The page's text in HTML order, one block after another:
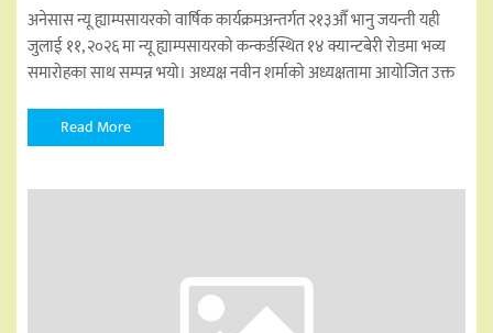
अनेसास न्यू ह्याम्पसायरको वार्षिक कार्यक्रमअन्तर्गत २१३औँ भानु जयन्ती यही
जुलाई ११, २०२६ मा न्यू ह्याम्पसायरको कन्कर्डस्थित १४ क्यान्टबेरी रोडमा भव्य
समारोहका साथ सम्पन्न भयो। अध्यक्ष नवीन शर्माको अध्यक्षतामा आयोजित उक्त
Read More